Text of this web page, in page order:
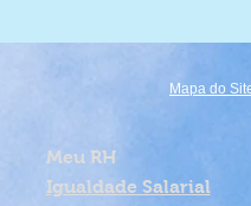
Mapa do
Meu RH
Igualdade Salarial